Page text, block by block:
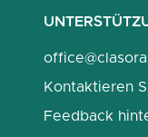
Kontaktieren
Feedback